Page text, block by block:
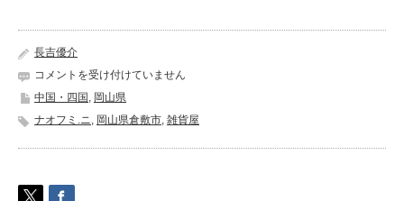
長吉優介
本
町
敷
県
コメントを受け付けていません
中国・四国 岡山県
ナオフミ.ニ
岡山県倉敷市 雑貨屋